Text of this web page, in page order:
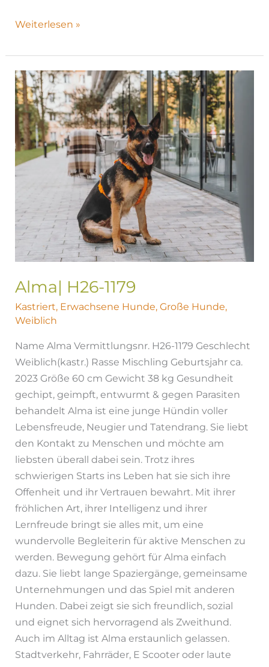
Weiterlesen »
Alma| H26-1179
Kastriert, Erwachsene Hunde,Große Hunde,
Weiblich
Name Alma Vermittlungsnr. H26-1179 Geschlecht
Weiblich(kastr.) Rasse Mischling Geburtsjahr ca.
2023 Größe 60 cm Gewicht 38 kg Gesundheit
gechipt, geimpft, entwurmt & gegen Parasiten
behandelt Alma ist eine junge Hündin voller
Lebensfreude, Neugier und Tatendrang. Sie liebt
den Kontakt zu Menschen und möchte am
liebsten überall dabei sein. Trotz ihres
schwierigen Starts ins Leben hat sie sich ihre
Offenheit und ihr Vertrauen bewahrt. Mit ihrer
fröhlichen Art, ihrer Intelligenz und ihrer
Lernfreude bringt sie alles mit, um eine
wundervolle Begleiterin für aktive Menschen zu
werden. Bewegung gehört für Alma einfach
dazu. Sie liebt lange Spaziergänge, gemeinsame
Unternehmungen und das Spiel mit anderen
Hunden. Dabei zeigt sie sich freundlich, sozial
und eignet sich hervorragend als Zweithund.
Auch im Alltag ist Alma erstaunlich gelassen.
Stadtverkehr, Fahrräder, E Scooter oder laute
Alma|
H26-
1179